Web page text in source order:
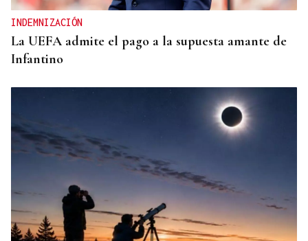
INDEMNIZACIÓN
La UEFA admite el pago a la supuesta amante de
Infantino